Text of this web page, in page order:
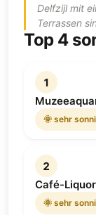
Delfzijl mit
Terrassen
Top 4
1
🌞 sehr
2
Café-
🌞 sehr